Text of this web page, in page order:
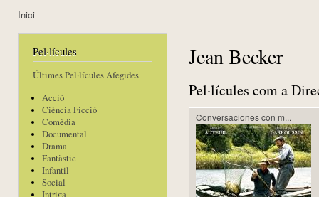
Inici
Pel·lícules
Últimes Pel·lícules Afegides
Acció
Ciència Ficció
Comèdia
Documental
Drama
Fantàstic
Infantil
Social
Intriga
Jean Becker
Pel·lícules com a
Conversaciones con m...